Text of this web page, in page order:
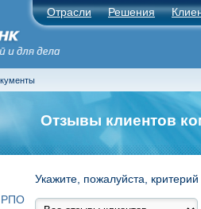
Отрасли Решения
Отзывы клиентов
РПО
Укажите, пожалуйста, критерий